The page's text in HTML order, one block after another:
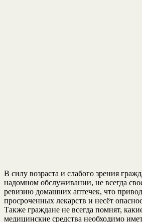
В силу возраста и слабого зрения
надомном обслуживании, не всегда
ревизию домашних аптечек, что
просроченных лекарств и несёт
Также граждане не всегда помнят,
медицинские средства необходимо